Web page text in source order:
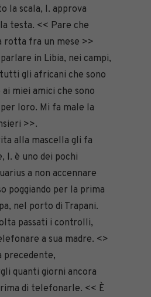
la scala, I. approva
testa. << Pare che
rotta fra un mese >>
in Libia, nei campi,
gli africani che sono
miei amici che sono
loro. Mi fa male la
>>.
alla mascella gli fa
I. è uno dei pochi
a non accennare
poggiando per la prima
nel porto di Trapani.
passati i controlli,
a sua madre. <>
precedente,
quanti giorni ancora
di telefonarle. << È